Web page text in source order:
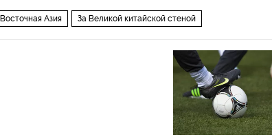
Азия За Великой китайской стеной